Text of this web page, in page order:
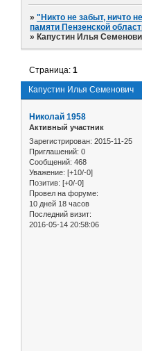
»"Никто не забыт, ничто
памяти Пензенской
» Капустин Илья
Капустин Илья Семенович
Страница:1
Николай 1958
Активный участник
Зарегистрирован: 2015-11-25
Приглашений: 0
Сообщений: 468
Уважение: [+10/-0]
Позитив: [+0/-0]
Провел на форуме:
10 дней 18 часов
Последний визит:
2016-05-14 20:58:06